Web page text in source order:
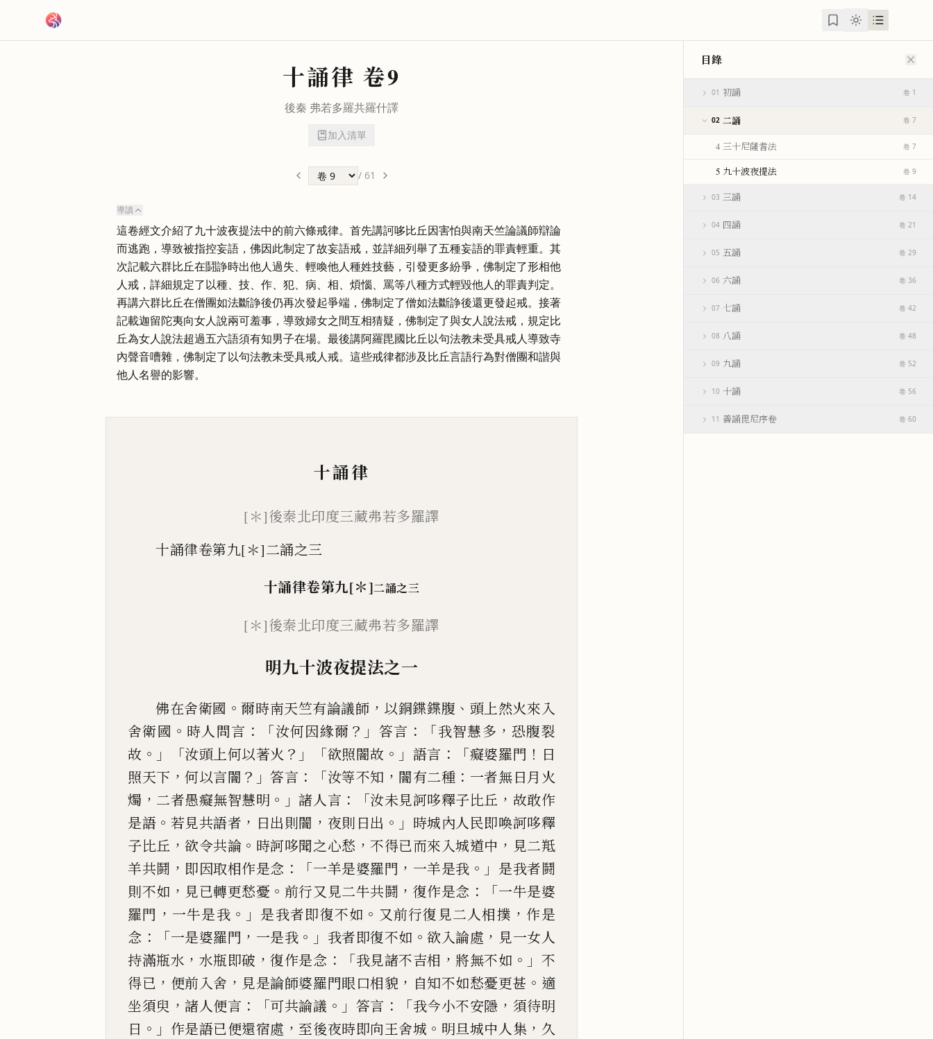
十誦律 卷9
後秦 弗若多羅共羅什譯
加入清單
/ 61
導讀
這卷經文介紹了九十波夜提法中的前六條戒律。首先講訶哆比丘因害怕與南天竺論議師辯論
而逃跑，導致被指控妄語，佛因此制定了故妄語戒，並詳細列舉了五種妄語的罪責輕重。其
次記載六群比丘在鬪諍時出他人過失、輕喚他人種姓技藝，引發更多紛爭，佛制定了形相他
人戒，詳細規定了以種、技、作、犯、病、相、煩惱、罵等八種方式輕毀他人的罪責判定。
再講六群比丘在僧團如法斷諍後仍再次發起爭端，佛制定了僧如法斷諍後還更發起戒。接著
記載迦留陀夷向女人說兩可羞事，導致婦女之間互相猜疑，佛制定了與女人說法戒，規定比
丘為女人說法超過五六語須有知男子在場。最後講阿羅毘國比丘以句法教未受具戒人導致寺
內聲音嘈雜，佛制定了以句法教未受具戒人戒。這些戒律都涉及比丘言語行為對僧團和諧與
他人名譽的影響。
十誦律
[＊]後秦北印度三藏弗若多羅譯
十誦律卷第九[＊]二誦之三
十誦律卷第九[＊]二誦之三
[＊]後秦北印度三藏弗若多羅譯
明九十波夜提法之一
佛在舍衛國 。爾時南天竺有論議師 ， 以銅鍱鍱腹 、 頭上然火來入
舍衛國 。 時人問言 ：「汝何因緣爾 ？」 答言 ：「我智慧多 ， 恐腹裂
故 。」「汝頭 上何以著火 ？」「欲照闇故 。」 語言 ：「癡婆羅門 ！ 日
照天下 ，何以言闇 ？」答言 ：「汝等不知 ， 闇有二種 ： 一者無日月火
燭 ， 二者愚癡無智慧明 。」諸人言 ：「汝未見訶哆釋子比丘 ， 故敢作
是語 。 若見共語者 ， 日出則闇 ， 夜則日出 。」 時城內人民即喚訶哆釋
子比丘 ，欲令共論 。 時訶哆聞之心愁 ，不得已而來入城道中 ， 見二羝
羊共鬪 ， 即因取相作是念 ：「一羊是婆羅門 ， 一羊是我 。」 是我者鬪
則不如 ， 見已轉更愁憂 。 前行又 見二牛共鬪 ， 復作是念 ：「一牛是婆
羅門 ， 一牛是我 。」 是我者即復不如 。 又前行復見二人相撲 ， 作是
念 ：「一是婆羅門 ， 一是我 。」 我者即復不如 。欲入論處 ， 見一女人
持滿瓶水 ， 水瓶即破 ，復作是念 ：「我見諸不吉相 ， 將無不如 。」 不
得已 ， 便前入舍 ， 見是論師婆羅門眼口相貌 ， 自知不如愁憂更甚 。 適
坐須臾 ，諸人便言 ：「可共論議 。」 答言 ：「我今小不安隱 ， 須待明
日 。」 作是語已便還宿處 ， 至後夜時即向王舍城 。 明旦城中人集 ， 久
目錄
01 初誦 卷 1
02 二誦 卷 7
4 三十尼薩耆法 卷 7
5 九十波夜提法 卷 9
03 三誦 卷 14
04 四誦 卷 21
05 五誦 卷 29
06 六誦 卷 36
07 七誦 卷 42
08 八誦 卷 48
09 九誦 卷 52
10 十誦 卷 56
11 善誦毘尼序卷 卷 60